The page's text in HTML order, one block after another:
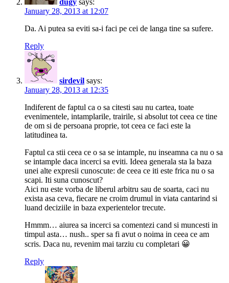
dugy says:
January 28, 2013 at 12:07
Da. Ai putea sa eviti sa-i faci pe cei de langa tine sa sufere.
Reply
sirdevil says:
January 28, 2013 at 12:35
Indiferent de faptul ca o sa citesti sau nu cartea, toate
evenimentele, intamplarile, trairile, si absolut tot ceea ce tine
de om si de persoana proprie, tot ceea ce faci este la
latitudinea ta.
Faptul ca stii ceea ce o sa se intample, nu inseamna ca nu o sa
se intample daca incerci sa eviti. Ideea generala sta la baza
unei alte expresii cunoscute: de ceea ce iti este frica nu o sa
scapi. Iti suna cunoscut?
Aici nu este vorba de liberul arbitru sau de soarta, caci nu
exista asa ceva, fiecare ne croim drumul in viata cantarind si
luand deciziile in baza experientelor trecute.
Hmmm… aiurea sa incerci sa comentezi cand si muncesti in
timpul asta… nush.. sper sa fi avut o noima in ceea ce am
scris. Daca nu, revenim mai tarziu cu completari 😀
Reply